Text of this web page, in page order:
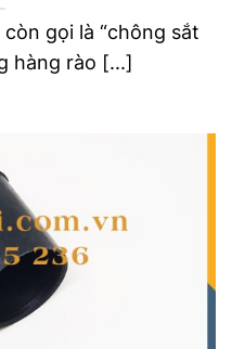
gọi là “chông sắt
hàng rào [...]